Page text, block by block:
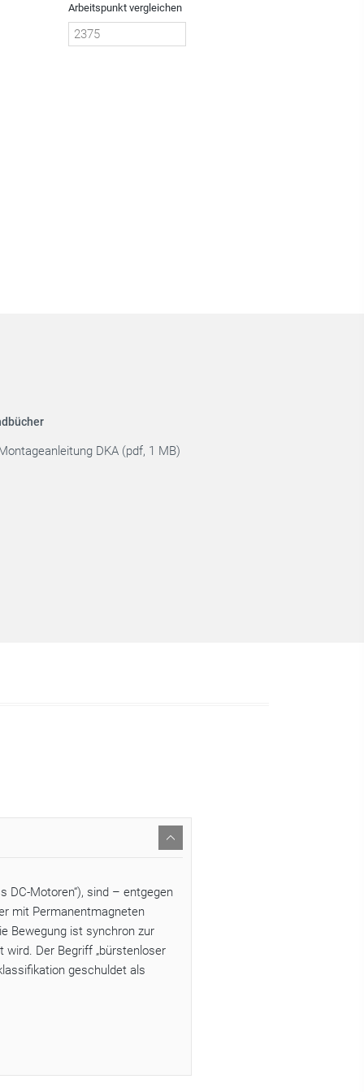
Arbeitspunkt vergleichen
DKA (pdf, 1 MB)
DC-Motoren“), sind – entgegen
mit Permanentmagneten
Bewegung ist synchron zur
wird. Der Begriff „bürstenloser
geschuldet als